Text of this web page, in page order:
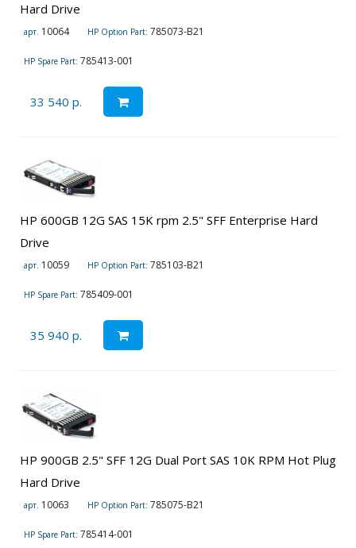
Hard Drive
арт. 10064 HP Option Part: 785073-B21
HP Spare Part: 785413-001
33 540 р.
HP 600GB 12G SAS 15K rpm 2.5" SFF Enterprise Hard
Drive
арт. 10059 HP Option Part: 785103-B21
HP Spare Part: 785409-001
35 940 р.
HP 900GB 2.5" SFF 12G Dual Port SAS 10K RPM Hot Plug
Hard Drive
арт. 10063 HP Option Part: 785075-B21
HP Spare Part: 785414-001